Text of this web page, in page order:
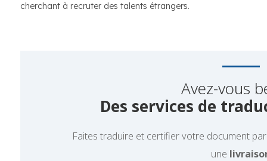
cherchant à recruter des talents étrangers.
Avez-vous
Des services de
Faites traduire et certifier votre document
une